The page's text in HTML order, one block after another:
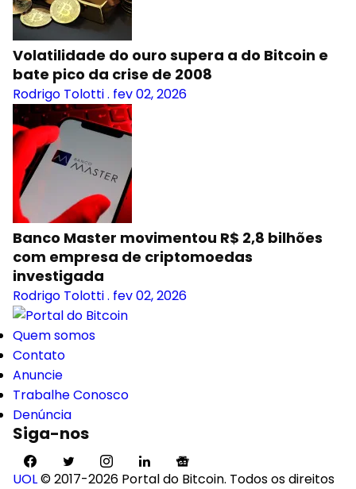
Volatilidade do ouro supera a do Bitcoin e
bate pico da crise de 2008
Rodrigo Tolotti. fev 02, 2026
Banco Master movimentou R$ 2,8 bilhões
com empresa de criptomoedas
investigada
Rodrigo Tolotti. fev 02, 2026
Quem somos
Contato
Anuncie
Trabalhe Conosco
Denúncia
Siga-nos
UOL© 2017-2026 Portal do Bitcoin. Todos os direitos